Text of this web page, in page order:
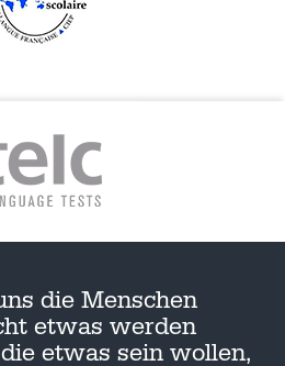
die Menschen
etwas werden
etwas sein wollen,